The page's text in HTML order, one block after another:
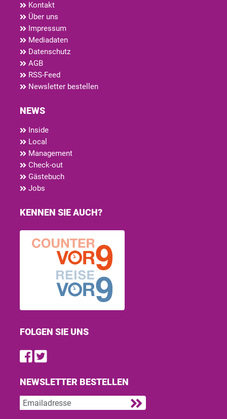
Kontakt
Über uns
Impressum
Mediadaten
Datenschutz
AGB
RSS-Feed
Newsletter bestellen
NEWS
Inside
Local
Management
Check-out
Gästebuch
Jobs
KENNEN SIE AUCH?
FOLGEN SIE UNS
Find us on Facebook
Follow us on Twitter
NEWSLETTER BESTELLEN